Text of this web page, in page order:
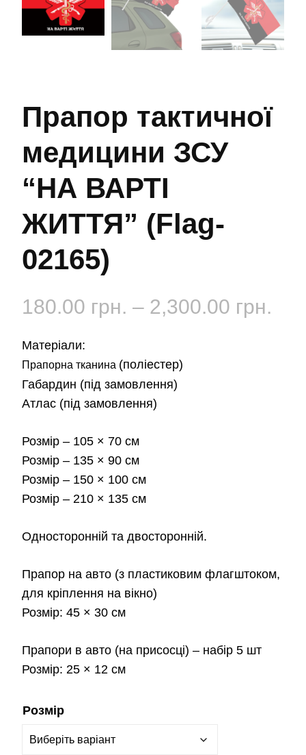
Прапор тактичної
медицини ЗСУ
“НА ВАРТІ
ЖИТТЯ” (Flag-
02165)
180.00 грн. – 2,300.00 грн.
Матеріали:
Прапорна тканина (поліестер)
Габардин (під замовлення)
Атлас (під замовлення)
Розмір – 105 × 70 см
Розмір – 135 × 90 см
Розмір – 150 × 100 см
Розмір – 210 × 135 см
Односторонній та двосторонній.
Прапор на авто (з пластиковим флагштоком,
для кріплення на вікно)
Розмір: 45 × 30 см
Прапори в авто (на присосці) – набір 5 шт
Розмір: 25 × 12 см
Розмір